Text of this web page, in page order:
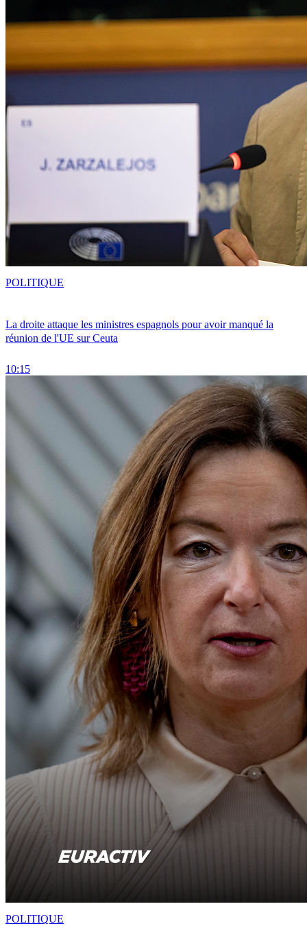
La droite attaque les ministres espagnols pour avoir manqué la
réunion de l'UE sur Ceuta
10:15
POLITIQUE
POLITIQUE